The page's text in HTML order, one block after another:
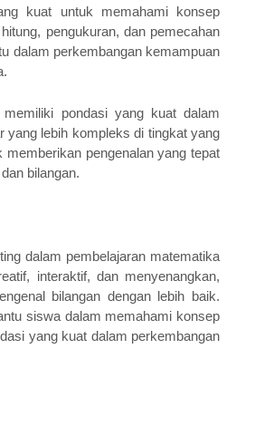
kuat untuk memahami konsep
pengukuran, dan pemecahan
dalam perkembangan kemampuan
pondasi yang kuat dalam
yang lebih kompleks di tingkat yang
memberikan pengenalan yang tepat
bilangan.
dalam pembelajaran matematika
interaktif, dan menyenangkan,
bilangan dengan lebih baik.
siswa dalam memahami konsep
yang kuat dalam perkembangan